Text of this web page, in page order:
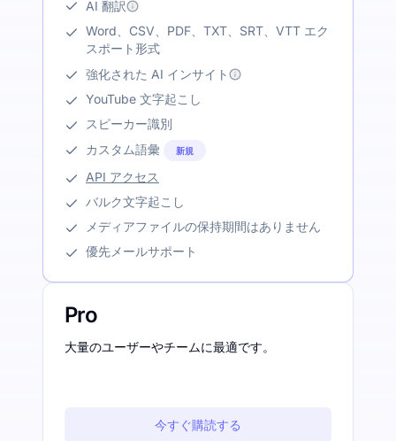
AI 翻訳
Word、CSV、PDF、TXT、SRT、VTT エク
スポート形式
強化された AI インサイト
YouTube 文字起こし
スピーカー識別
カスタム語彙
新規
API アクセス
バルク文字起こし
メディアファイルの保持期間はありません
優先メールサポート
Pro
大量のユーザーやチームに最適です。
今すぐ購読する